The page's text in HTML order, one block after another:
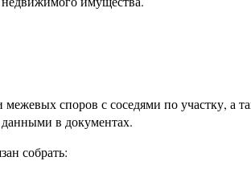
споров с соседями по участку, а
данными в документах.
собрать: